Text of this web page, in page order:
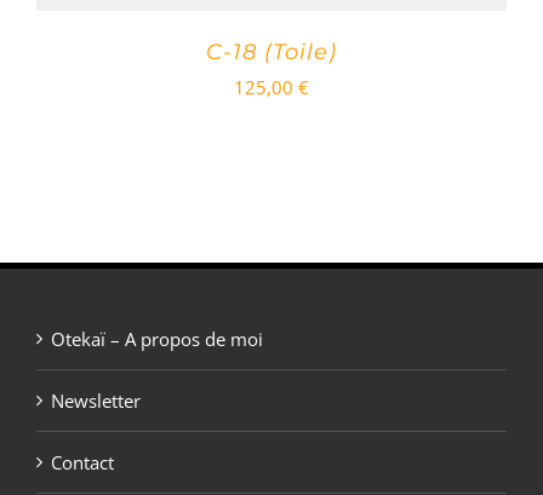
C-18 (Toile)
125,00 €
Otekaï – A propos de moi
Newsletter
Contact